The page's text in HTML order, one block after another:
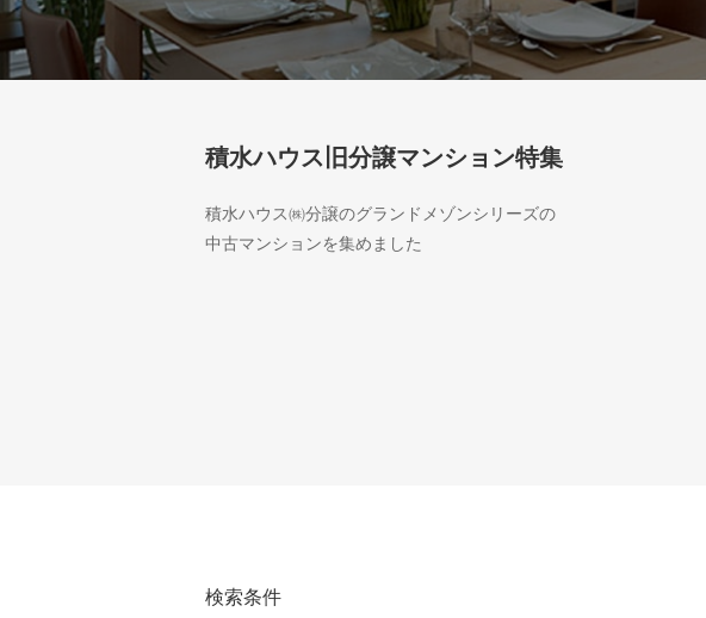
積水ハウス旧分譲マンション特集
積水ハウス㈱分譲のグランドメゾンシリーズの
中古マンションを集めました
検索条件